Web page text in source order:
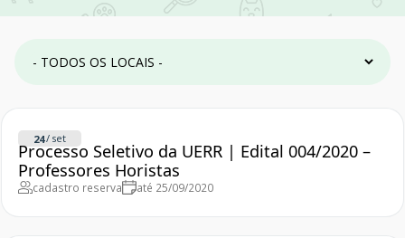
24/ set
Processo Seletivo da UERR | Edital 004/2020 –
Professores Horistas
cadastro reserva até 25/09/2020